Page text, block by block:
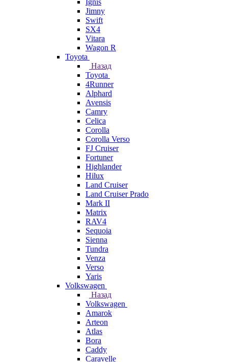
Ignis
Jimny
Swift
SX4
Vitara
Wagon R
Toyota
Назад
Toyota
4Runner
Alphard
Avensis
Camry
Celica
Corolla
Corolla Verso
FJ Cruiser
Fortuner
Highlander
Hilux
Land Cruiser
Land Cruiser Prado
Mark II
Matrix
RAV4
Sequoia
Sienna
Tundra
Venza
Verso
Yaris
Volkswagen
Назад
Volkswagen
Amarok
Arteon
Atlas
Bora
Caddy
Caravelle